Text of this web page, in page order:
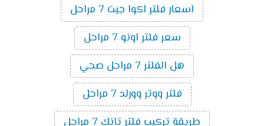
اسعار فلتر اكوا جيت 7 مراحل
سعر فلتر اونو 7 مراحل
هل الفلتر 7 مراحل صحي
فلتر ووتر وورلد 7 مراحل
طريقة تركيب فلتر تانك 7 مراحل